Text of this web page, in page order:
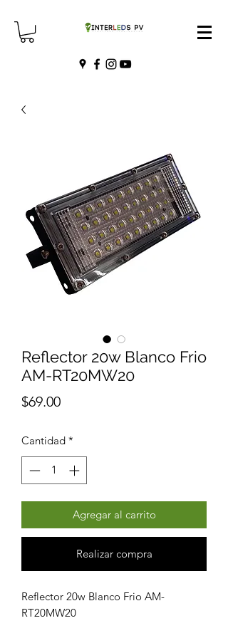
Reflector 20w Blanco Frio
AM-RT20MW20
$69.00Precio
Cantidad *
Agregar al carrito
Realizar compra
Reflector 20w Blanco Frio AM-
RT20MW20